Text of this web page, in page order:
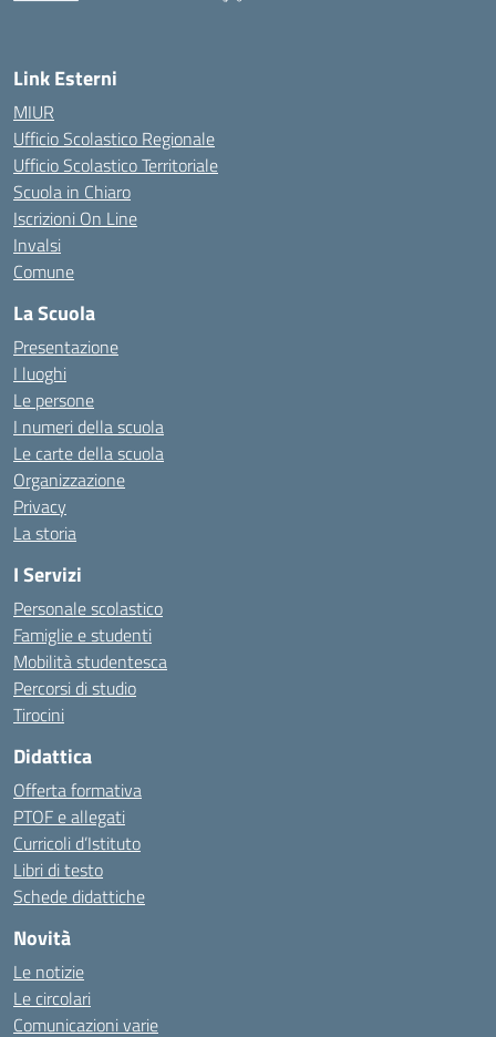
Link Esterni
MIUR
Ufficio Scolastico Regionale
Ufficio Scolastico Territoriale
Scuola in Chiaro
Iscrizioni On Line
Invalsi
Comune
La Scuola
Presentazione
I luoghi
Le persone
I numeri della scuola
Le carte della scuola
Organizzazione
Privacy
La storia
I Servizi
Personale scolastico
Famiglie e studenti
Mobilità studentesca
Percorsi di studio
Tirocini
Didattica
Offerta formativa
PTOF e allegati
Curricoli d’Istituto
Libri di testo
Schede didattiche
Novità
Le notizie
Le circolari
Comunicazioni varie